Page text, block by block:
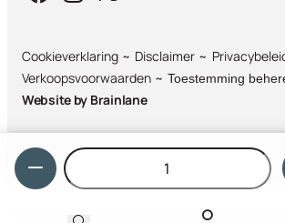
Hoeveelheid
Cookieverklaring Disclaimer
Verkoopsvoorwaarden
Toestemming
Website by Brainlane